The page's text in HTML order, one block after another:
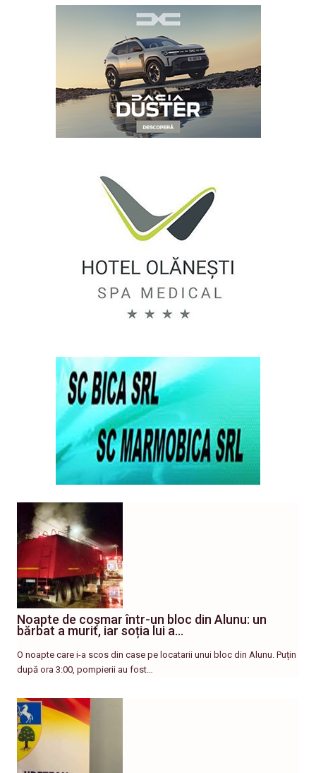
Noapte de coșmar într-un bloc din Alunu: un
bărbat a murit, iar soția lui a…
O noapte care i-a scos din case pe locatarii unui bloc din Alunu. Puțin
după ora 3:00, pompierii au fost…